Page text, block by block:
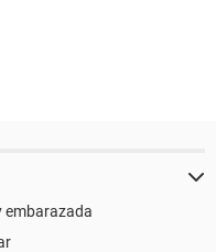
embarazada